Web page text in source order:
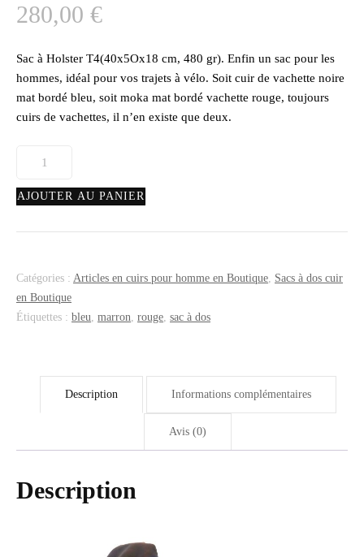
280,00 €
Sac à Holster T4(40x5Ox18 cm, 480 gr). Enfin un sac pour les
hommes, idéal pour vos trajets à vélo. Soit cuir de vachette noire
mat bordé bleu, soit moka mat bordé vachette rouge, toujours
cuirs de vachettes, il n’en existe que deux.
HOLSTER
AJOUTER AU PANIER
Catégories : Articles en cuirs pour homme en Boutique Sacs à dos cuir
en Boutique
Étiquettes : bleu marron rouge sac à dos
Description Informations complémentaires
Avis (0)
Description